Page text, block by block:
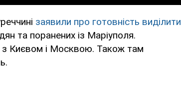
заявили про готовність виділити
та поранених із Маріуполя.
Києвом і Москвою. Також там